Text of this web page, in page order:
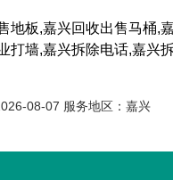
地板,嘉兴回收出售马桶,
打墙,嘉兴拆除电话,嘉兴
08-07 服务地区：嘉兴